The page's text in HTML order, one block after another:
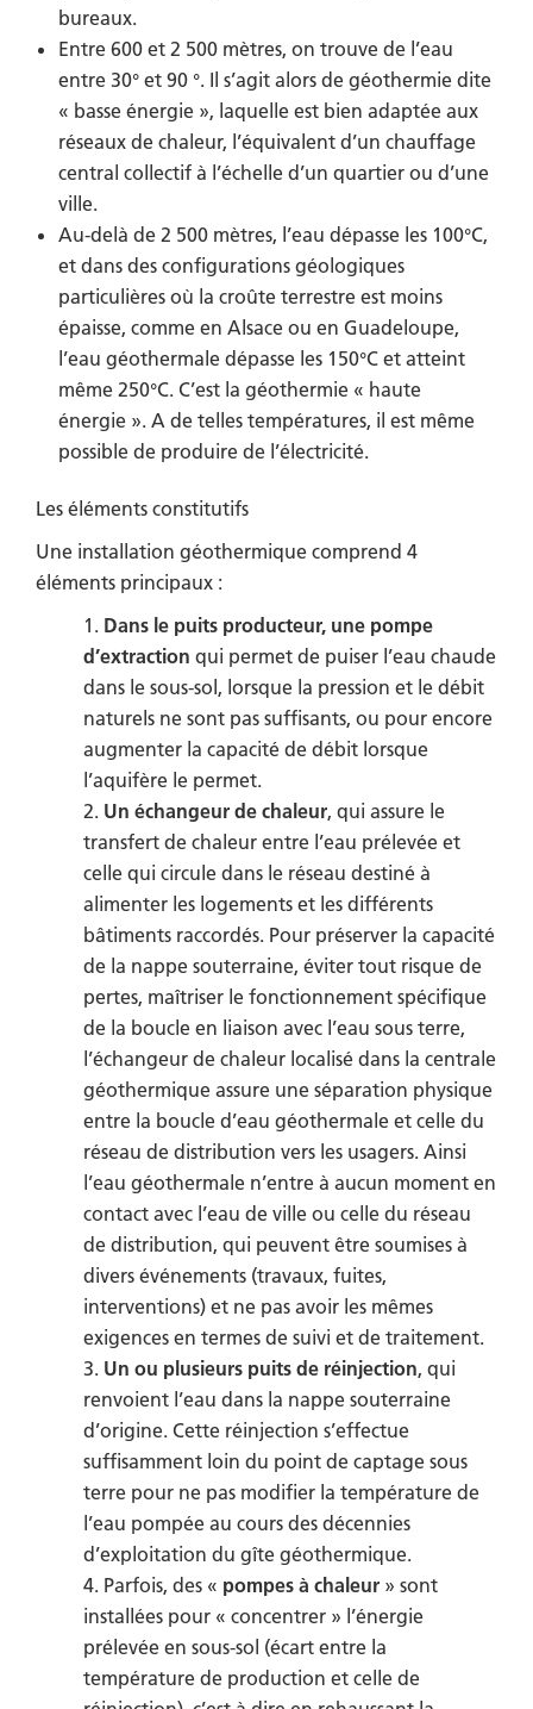
bureaux.
Entre 600 et 2 500 mètres, on trouve de l’eau
entre 30° et 90 °. Il s’agit alors de géothermie dite
« basse énergie », laquelle est bien adaptée aux
réseaux de chaleur, l’équivalent d’un chauffage
central collectif à l’échelle d’un quartier ou d’une
ville.
Au-delà de 2 500 mètres, l’eau dépasse les 100°C,
et dans des configurations géologiques
particulières où la croûte terrestre est moins
épaisse, comme en Alsace ou en Guadeloupe,
l’eau géothermale dépasse les 150°C et atteint
même 250°C. C’est la géothermie « haute
énergie ». A de telles températures, il est même
possible de produire de l’électricité.
Les éléments constitutifs
Une installation géothermique comprend 4
éléments principaux :
Dans le puits producteur, une pompe
d’extraction qui permet de puiser l’eau chaude
dans le sous-sol, lorsque la pression et le débit
naturels ne sont pas suffisants, ou pour encore
augmenter la capacité de débit lorsque
l’aquifère le permet.
Un échangeur de chaleur, qui assure le
transfert de chaleur entre l’eau prélevée et
celle qui circule dans le réseau destiné à
alimenter les logements et les différents
bâtiments raccordés. Pour préserver la capacité
de la nappe souterraine, éviter tout risque de
pertes, maîtriser le fonctionnement spécifique
de la boucle en liaison avec l’eau sous terre,
l’échangeur de chaleur localisé dans la centrale
géothermique assure une séparation physique
entre la boucle d’eau géothermale et celle du
réseau de distribution vers les usagers. Ainsi
l’eau géothermale n’entre à aucun moment en
contact avec l’eau de ville ou celle du réseau
de distribution, qui peuvent être soumises à
divers événements (travaux, fuites,
interventions) et ne pas avoir les mêmes
exigences en termes de suivi et de traitement.
Un ou plusieurs puits de réinjection, qui
renvoient l’eau dans la nappe souterraine
d’origine. Cette réinjection s’effectue
suffisamment loin du point de captage sous
terre pour ne pas modifier la température de
l’eau pompée au cours des décennies
d’exploitation du gîte géothermique.
Parfois, des « pompes à chaleur » sont
installées pour « concentrer » l’énergie
prélevée en sous-sol (écart entre la
température de production et celle de